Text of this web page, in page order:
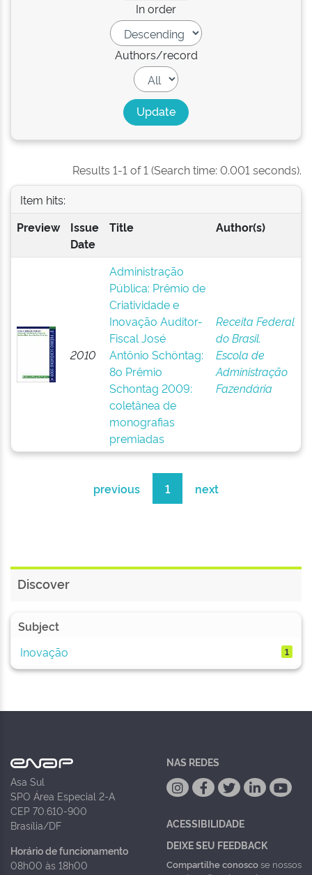
In order
Authors/record
Results 1-1 of 1 (Search time: 0.001 seconds).
Item hits:
Preview
Issue
Date
Title Author(s)
2010
Administração
Pública: Prêmio de
Criatividade e
Inovação Auditor-
Fiscal José
Antônio Schöntag:
8o Prêmio
Schontag 2009:
coletânea de
monografias
premiadas
Receita Federal
do Brasil.
Escola de
Administração
Fazendária
previous 1 next
Discover
Subject
Inovação
1
Asa Sul
SPO Área Especial 2-A
CEP 70.610-900
Brasília/DF
Horário de funcionamento
08h00 às 18h00
NAS REDES
ACESSIBILIDADE
DEIXE SEU FEEDBACK
Compartilhe conoscose nossos